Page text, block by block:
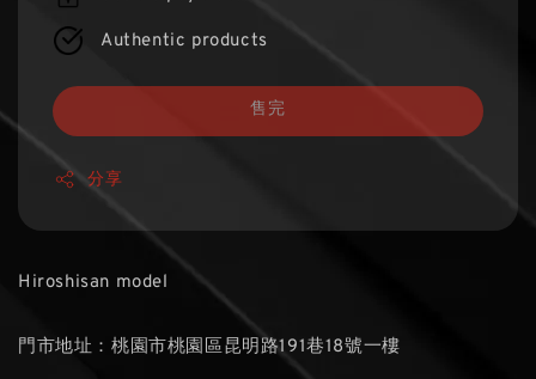
Authentic products
售完
分享
Hiroshisan model
門市地址：桃園市桃園區昆明路191巷18號一樓